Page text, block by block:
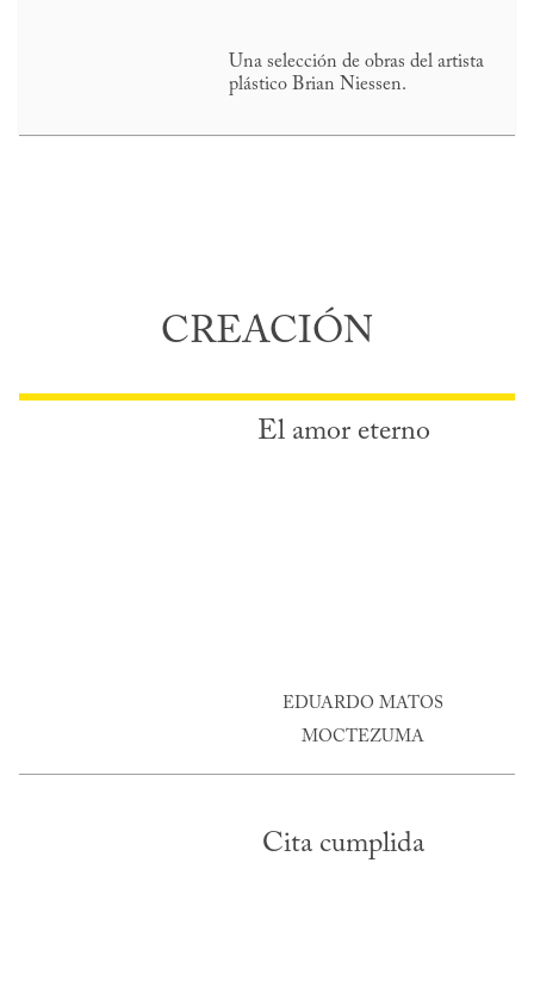
Una selección de obras del artista
plástico Brian Niessen.
CREACIÓN
El amor eterno
EDUARDO MATOS
MOCTEZUMA
Cita cumplida